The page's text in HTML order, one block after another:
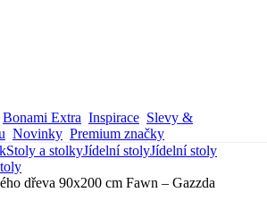
Bonami Extra Inspirace Slevy &
Novinky Premium značky
Stoly a stolkyJídelní stolyJídelní stoly